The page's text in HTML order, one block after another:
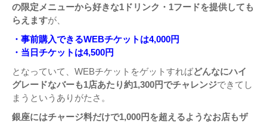
の限定メニューから好きな1ドリンク・1フードを提供しても
らえますが、
・事前購入できるWEBチケットは4,000円
・当日チケットは4,500円
となっていて、WEBチケットをゲットすればどんなにハイ
グレードなバーも1店あたり約1,300円でチャレンジできてし
まうというありがたさ。
銀座にはチャージ料だけで1,000円を超えるようなお店もザ